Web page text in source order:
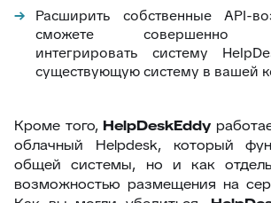
Расширить собственные API-
сможете совершенно
интегрировать систему
существующую систему в вашей
Кроме того, HelpDeskEddy
облачный Helpdesk, который
общей системы, но и как
возможностью размещения на